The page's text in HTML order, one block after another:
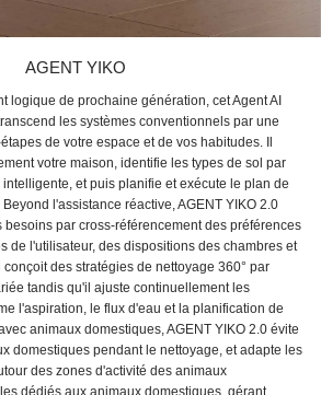
AGENT YIKO
logique de prochaine génération, cet Agent AI
les systèmes conventionnels par une
de votre espace et de vos habitudes. Il
votre maison, identifie les types de sol par
et puis planifie et exécute le plan de
l'assistance réactive, AGENT YIKO 2.0
par cross-référencement des préférences
de l'utilisateur, des dispositions des chambres et
des stratégies de nettoyage 360° par
tandis qu'il ajuste continuellement les
l'aspiration, le flux d'eau et la planification de
animaux domestiques, AGENT YIKO 2.0 évite
domestiques pendant le nettoyage, et adapte les
des zones d'activité des animaux